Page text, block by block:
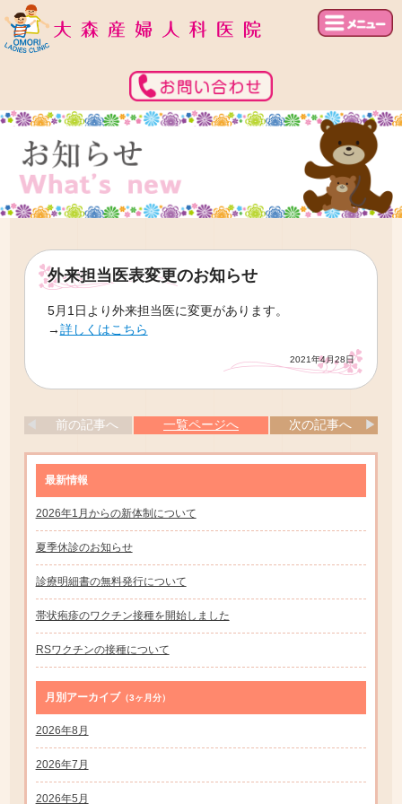
外来担当医表変更のお知らせ
5月1日より外来担当医に変更があります。
→詳しくはこちら
2021年4月28日
前の記事へ 次の記事へ
一覧ページへ
最新情報
2026年1月からの新体制について
夏季休診のお知らせ
診療明細書の無料発行について
帯状疱疹のワクチン接種を開始しました
RSワクチンの接種について
月別アーカイブ（3ヶ月分）
2026年8月
2026年7月
2026年5月